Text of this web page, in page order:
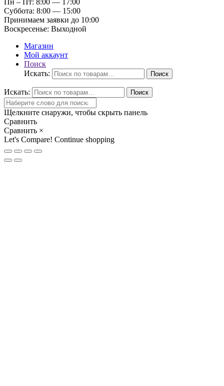
Суббота: 8:00 — 15:00
Принимаем заявки до 10:00
Воскресенье: Выходной
Магазин
Мой аккаунт
Поиск
Искать:
Поиск
Искать: Поиск
Щелкните снаружи, чтобы скрыть панель
Сравнить
Сравнить ×
Let's Compare! Continue shopping